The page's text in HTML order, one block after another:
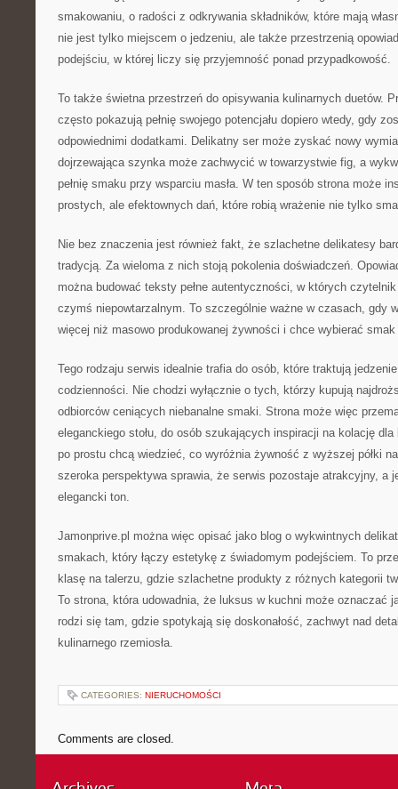
smakowaniu, o radości z odkrywania składników, które mają
nie jest tylko miejscem o jedzeniu, ale także przestrzenią
podejściu, w której liczy się przyjemność ponad przypadkowość.
To także świetna przestrzeń do opisywania kulinarnych duetów.
często pokazują pełnię swojego potencjału dopiero wtedy, gdy
odpowiednimi dodatkami. Delikatny ser może zyskać nowy
dojrzewająca szynka może zachwycić w towarzystwie fig, a
pełnię smaku przy wsparciu masła. W ten sposób strona może
prostych, ale efektownych dań, które robią wrażenie nie tylko
Nie bez znaczenia jest również fakt, że szlachetne delikatesy
tradycją. Za wieloma z nich stoją pokolenia doświadczeń.
można budować teksty pełne autentyczności, w których
czymś niepowtarzalnym. To szczególnie ważne w czasach, gdy
więcej niż masowo produkowanej żywności i chce wybierać
Tego rodzaju serwis idealnie trafia do osób, które traktują
codzienności. Nie chodzi wyłącznie o tych, którzy kupują
odbiorców ceniących niebanalne smaki. Strona może więc
eleganckiego stołu, do osób szukających inspiracji na kolację
po prostu chcą wiedzieć, co wyróżnia żywność z wyższej półki
szeroka perspektywa sprawia, że serwis pozostaje atrakcyjny, a
elegancki ton.
Jamonprive.pl można więc opisać jako blog o wykwintnych
smakach, który łączy estetykę z świadomym podejściem. To
klasę na talerzu, gdzie szlachetne produkty z różnych kategorii
To strona, która udowadnia, że luksus w kuchni może oznaczać
rodzi się tam, gdzie spotykają się doskonałość, zachwyt nad
kulinarnego rzemiosła.
CATEGORIES: NIERUCHOMOŚCI
Comments are closed.